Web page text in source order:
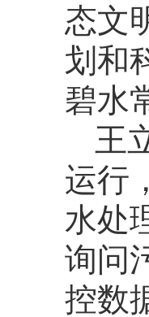
态文
划和
碧水
王
运行
水处
询问
控数